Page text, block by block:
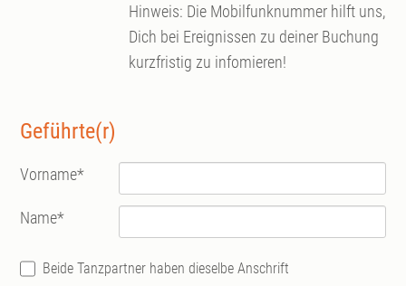
Hinweis: Die Mobilfunknummer hilft uns,
Dich bei Ereignissen zu deiner Buchung
kurzfristig zu infomieren!
Geführte(r)
Vorname*
Name*
Beide Tanzpartner haben dieselbe Anschrift